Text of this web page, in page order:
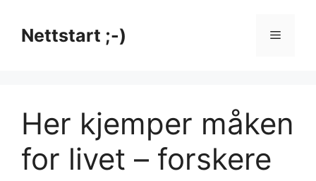
innholdNettstart ;-) Meny
Her kjemper måken
for livet – forskere